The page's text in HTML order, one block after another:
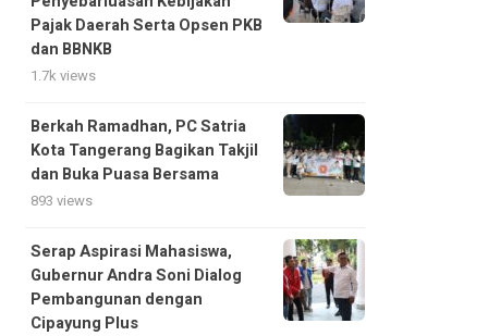
Pajak Daerah Serta Opsen PKB
dan BBNKB
1.7k views
Berkah Ramadhan, PC Satria
Kota Tangerang Bagikan Takjil
dan Buka Puasa Bersama
893 views
Serap Aspirasi Mahasiswa,
Gubernur Andra Soni Dialog
Pembangunan dengan
Cipayung Plus